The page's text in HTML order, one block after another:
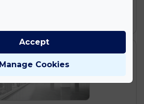
Manage Cookies
Accept